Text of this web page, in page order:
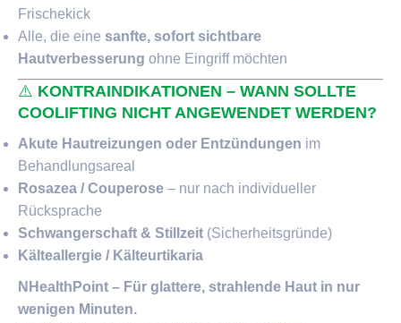
Frischekick
Alle, die eine sanfte, sofort sichtbare
Hautverbesserung ohne Eingriff möchten
⚠️ KONTRAINDIKATIONEN – WANN SOLLTE
COOLIFTING NICHT ANGEWENDET WERDEN?
Akute Hautreizungen oder Entzündungen im
Behandlungsareal
Rosazea / Couperose – nur nach individueller
Rücksprache
Schwangerschaft & Stillzeit (Sicherheitsgründe)
Kälteallergie / Kälteurtikaria
NHealthPoint – Für glattere, strahlende Haut in nur
wenigen Minuten.